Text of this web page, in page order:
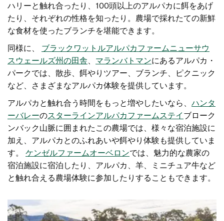
ハリーと触れ合ったり、100頭以上のアルパカに餌をあげ
たり、それぞれの性格を知ったり。農場で採れたての新鮮
な食材を使ったブランチを堪能できます。
同様に、 ブラックワットルアルパカファームニューサウ
スウェールズ州の田舎
マランバトマンにあるアルパカ・
パークでは、散歩、餌やりツアー、ブランチ、ピクニック
など、さまざまなアルパカ体験を提供しています。
アルパカと触れ合う時間をもっと増やしたいなら、 ハンタ
ーバレーのスターラインアルパカファームステイ ブローク
ンバック山脈に囲まれたこの農場では、様々な宿泊施設に
加え、アルパカとのふれあいや餌やり体験も提供していま
す。
ケンゼルファームオーベロンでは 、魅力的な農家の
宿泊施設に宿泊したり、アルパカ、羊、ミニチュア牛など
と触れ合える農場体験に参加したりすることもできます。